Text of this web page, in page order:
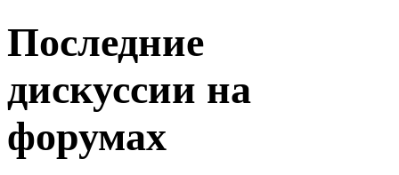
Последние
дискуссии на
форумах